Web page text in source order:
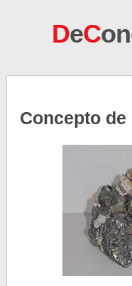
DeC
Concepto